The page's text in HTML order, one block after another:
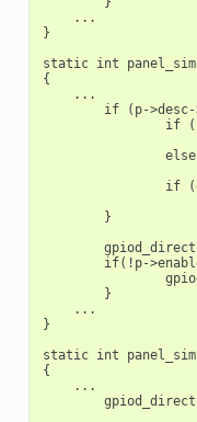
    ...
}
static int
{
    ...
    ...
}
static int
{
    ...